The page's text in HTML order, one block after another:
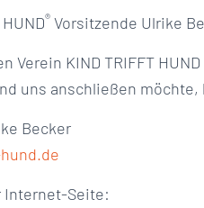
® Vorsitzende Ulrike
Verein KIND TRIFFT
uns anschließen
Becker
Internet-Seite: